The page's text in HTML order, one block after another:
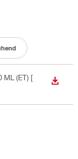
ML (ET) [